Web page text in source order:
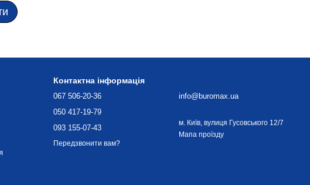
Контактна інформація
067 506-20-36
050 417-19-79
093 155-07-43
Передзвонити вам?
info@buromax.ua
м. Київ, вулиця Гусовського 12/7
Мапа проїзду